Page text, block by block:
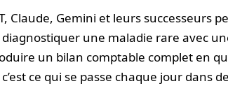
Claude, Gemini et leurs
une maladie rare avec
un bilan comptable complet en
ce qui se passe chaque jour dans